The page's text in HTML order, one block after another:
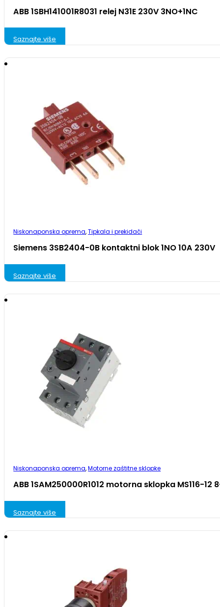
ABB 1SBH141001R8031 relej N31E 230V 3NO+1NC
Saznajte više
Niskonaponska oprema,Tipkala i prekidači
Siemens 3SB2404-0B kontaktni blok 1NO 10A 230V
Saznajte više
Niskonaponska oprema,Motorne zaštitne sklopke
ABB 1SAM250000R1012 motorna sklopka MS116-12
Saznajte više